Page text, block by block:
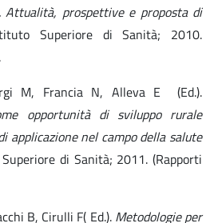
prospettive e proposta di
Superiore di Sanità; 2010.
M, Francia N, Alleva E (Ed.).
opportunità di sviluppo rurale
applicazione nel campo della salute
di Sanità; 2011. (Rapporti
B, Cirulli F( Ed.). Metodologie per